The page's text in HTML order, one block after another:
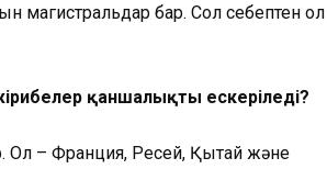
магистральдар бар. Сол себептен ол
қаншалықты ескеріледі?
Ол – Франция, Ресей, Қытай және